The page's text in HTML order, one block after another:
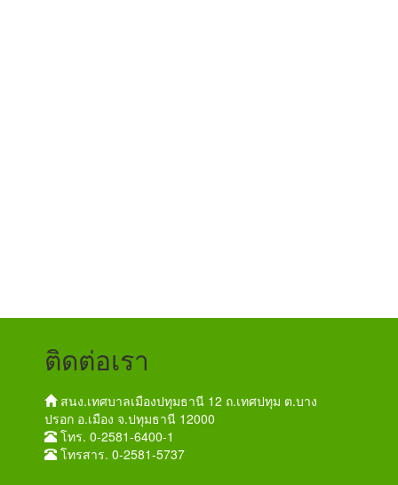
ติดต่อเรา
สนง.เทศบาลเมืองปทุมธานี 12 ถ.เทศปทุม ต.บาง
ปรอก อ.เมือง จ.ปทุมธานี 12000
โทร. 0-2581-6400-1
โทรสาร. 0-2581-5737